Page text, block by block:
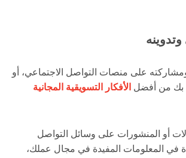
على منصات التواصل الاجتماعي، أو
بك من أفضل الأفكار التسويقية المجانية
أو المنشورات على وسائل التواصل
في المعلومات المفيدة في مجال عملك،